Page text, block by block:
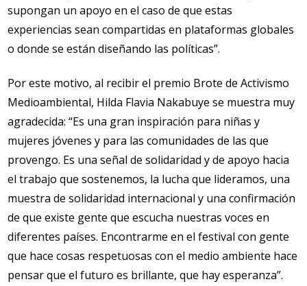
supongan un apoyo en el caso de que estas
experiencias sean compartidas en plataformas globales
o donde se están diseñando las políticas”.
Por este motivo, al recibir el premio Brote de Activismo
Medioambiental, Hilda Flavia Nakabuye se muestra muy
agradecida: “Es una gran inspiración para niñas y
mujeres jóvenes y para las comunidades de las que
provengo. Es una señal de solidaridad y de apoyo hacia
el trabajo que sostenemos, la lucha que lideramos, una
muestra de solidaridad internacional y una confirmación
de que existe gente que escucha nuestras voces en
diferentes países. Encontrarme en el festival con gente
que hace cosas respetuosas con el medio ambiente hace
pensar que el futuro es brillante, que hay esperanza”.